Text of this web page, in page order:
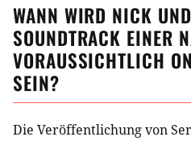
WANN WIRD NICK
SOUNDTRACK EINER
VORAUSSICHTLICH
SEIN?
Die Veröffentlichung von